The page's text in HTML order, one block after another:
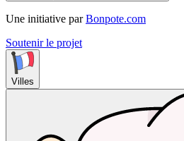
Une initiative par Bonpote.com
Soutenir le projet
Villes